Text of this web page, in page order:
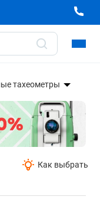
тахеометры
Как выбрать